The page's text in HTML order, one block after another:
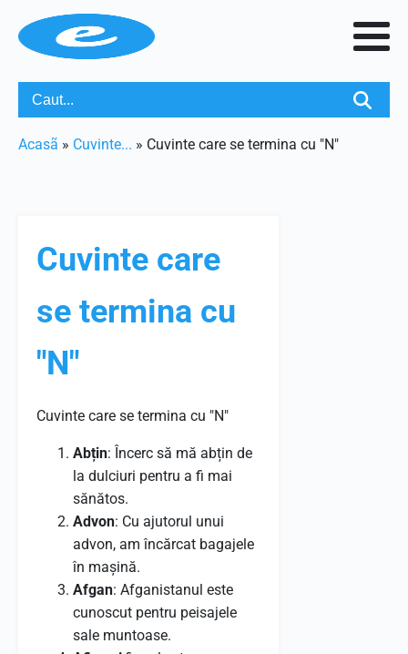
Acasã » Cuvinte... » Cuvinte care se termina cu "N"
Cuvinte care
se termina cu
"N"
Cuvinte care se termina cu "N"
Abțin: Încerc să mă abțin de
la dulciuri pentru a fi mai
sănătos.
Advon: Cu ajutorul unui
advon, am încărcat bagajele
în mașină.
Afgan: Afganistanul este
cunoscut pentru peisajele
sale muntoase.